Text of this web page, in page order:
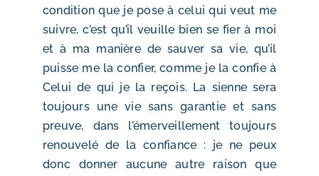
condition que je pose à celui qui veut me
suivre, c’est qu’il veuille bien se fier à moi
et à ma manière de sauver sa vie, qu’il
puisse me la confier, comme je la confie à
Celui de qui je la reçois. La sienne sera
toujours une vie sans garantie et sans
preuve, dans l’émerveillement toujours
renouvelé de la confiance : je ne peux
donc donner aucune autre raison que